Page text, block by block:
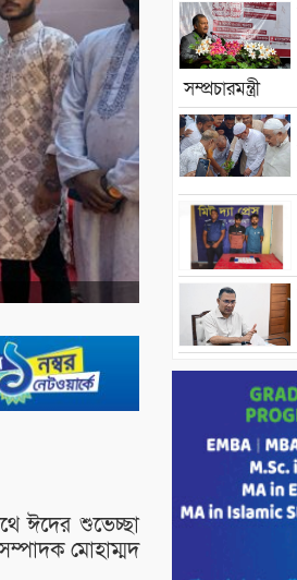
ঈদের শুভেচ্ছা
মোহাম্মদ
সম্প্রচারমন্ত্রী
মোরশেদ